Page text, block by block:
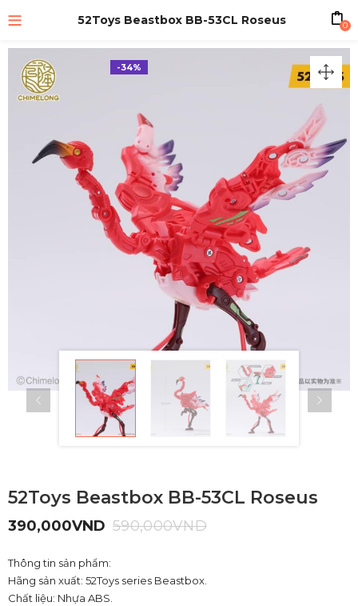
52Toys Beastbox BB-53CL Roseus 0
-34%
52Toys Beastbox BB-53CL Roseus
390,000VND 590,000VND
Thông tin sản phẩm:
Hãng sản xuất: 52Toys series Beastbox.
Chất liệu: Nhựa ABS.